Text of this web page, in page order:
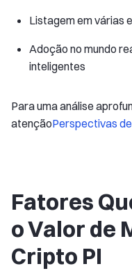
Listagem em várias
Adoção no mundo
inteligentes
Para uma análise
atençãoPerspectivas
Fatores
o Valor de
Cripto PI